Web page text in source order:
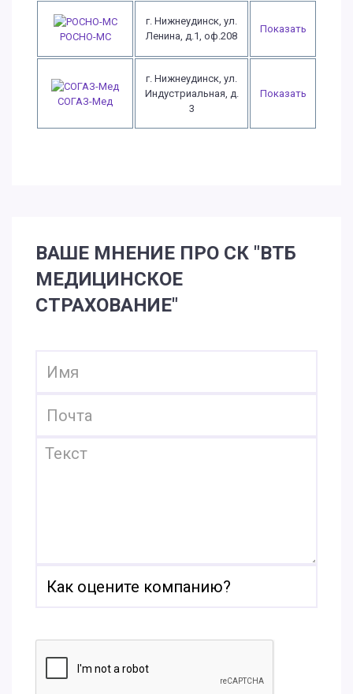
РОСНО-МС
г. Нижнеудинск, ул.
Ленина, д.1, оф.208
Показать
СОГАЗ-Мед
г. Нижнеудинск, ул.
Индустриальная, д.
3
Показать
ВАШЕ МНЕНИЕ ПРО СК "ВТБ
МЕДИЦИНСКОЕ
СТРАХОВАНИЕ"